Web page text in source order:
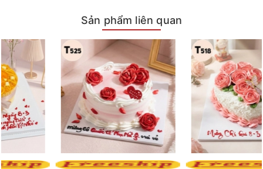
Sản phẩm liên quan